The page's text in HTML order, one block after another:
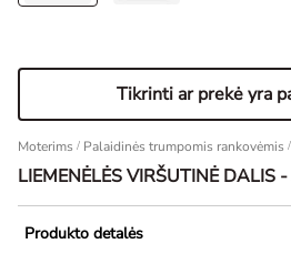
Tikrinti ar prekė yra
Moterims / Palaidinės trumpomis rankovėmis
LIEMENĖLĖS VIRŠUTINĖ DALIS
Produkto detalės